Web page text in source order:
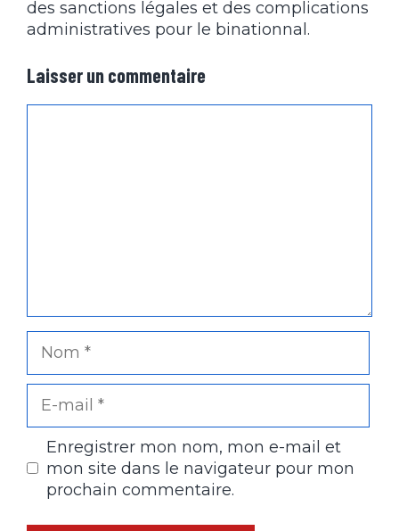
des sanctions légales et des complications
administratives pour le binationnal.
Laisser un commentaire
mail
Enregistrer mon nom, mon e-mail et
mon site dans le navigateur pour mon
prochain commentaire.